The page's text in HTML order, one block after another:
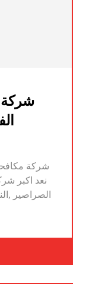
نعد اكبر
الصراصير